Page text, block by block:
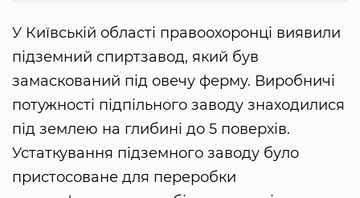
У Київській області правоохоронці виявили
підземний спиртзавод, який був
замаскований під овечу ферму. Виробничі
потужності підпільного заводу знаходилися
під землею на глибині до 5 поверхів.
Устаткування підземного заводу було
пристосоване для переробки